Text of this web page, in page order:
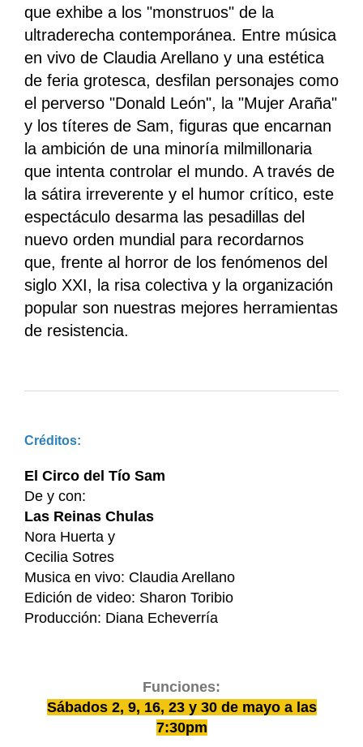
que exhibe a los "monstruos" de la
ultraderecha contemporánea. Entre música
en vivo de Claudia Arellano y una estética
de feria grotesca, desfilan personajes como
el perverso "Donald León", la "Mujer Araña"
y los títeres de Sam, figuras que encarnan
la ambición de una minoría milmillonaria
que intenta controlar el mundo. A través de
la sátira irreverente y el humor crítico, este
espectáculo desarma las pesadillas del
nuevo orden mundial para recordarnos
que, frente al horror de los fenómenos del
siglo XXI, la risa colectiva y la organización
popular son nuestras mejores herramientas
de resistencia.
Créditos:
El Circo del Tío Sam
De y con:
Las Reinas Chulas
Nora Huerta y
Cecilia Sotres
Musica en vivo: Claudia Arellano
Edición de video: Sharon Toribio
Producción: Diana Echeverría
Funciones:
Sábados 2, 9, 16, 23 y 30 de mayo a las
7:30pm